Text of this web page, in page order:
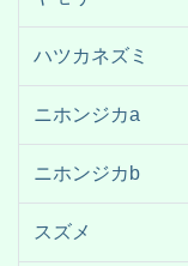
ハツカネズミ
ニホンジカa
ニホンジカb
スズメ